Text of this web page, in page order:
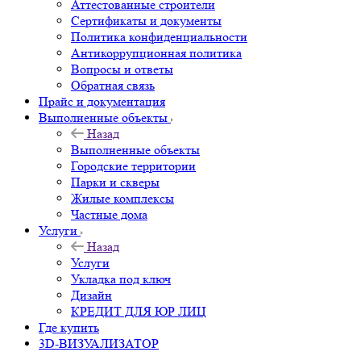
Аттестованные строители
Сертификаты и документы
Политика конфиденциальности
Антикоррупционная политика
Вопросы и ответы
Обратная связь
Прайс и документация
Выполненные объекты
Назад
Выполненные объекты
Городские территории
Парки и скверы
Жилые комплексы
Частные дома
Услуги
Назад
Услуги
Укладка под ключ
Дизайн
КРЕДИТ ДЛЯ ЮР ЛИЦ
Где купить
3D-ВИЗУАЛИЗАТОР